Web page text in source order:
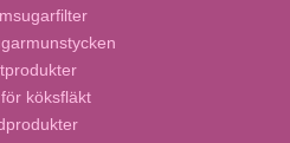
köksfläkt